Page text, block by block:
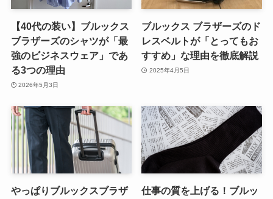
【40代の装い】ブルックス
ブラザーズのシャツが「最
強のビジネスウェア」であ
る3つの理由
2026年5月3日
ブルックス ブラザーズのド
レスベルトが「とってもお
すすめ」な理由を徹底解説
2025年4月5日
やっぱりブルックスブラザ
仕事の質を上げる！ブルッ